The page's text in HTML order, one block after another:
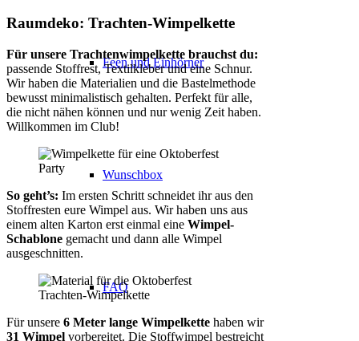
Feen und Einhörner
Wunschbox
FAQ
Raumdeko: Trachten-Wimpelkette
Für unsere Trachtenwimpelkette brauchst du:
passende Stoffrest, Textilkleber und eine Schnur.
Wir haben die Materialien und die Bastelmethode
bewusst minimalistisch gehalten. Perfekt für alle,
die nicht nähen können und nur wenig Zeit haben.
Willkommen im Club!
So geht’s: Im ersten Schritt schneidet ihr aus den
Stoffresten eure Wimpel aus. Wir haben uns aus
einem alten Karton erst einmal eine Wimpel-
Schablone gemacht und dann alle Wimpel
ausgeschnitten.
Für unsere 6 Meter lange Wimpelkette haben wir
31 Wimpel vorbereitet. Die Stoffwimpel bestreicht